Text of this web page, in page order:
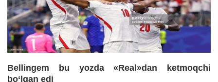
Bellingem bu yozda «Real»dan ketmoqchi
bo‘lgan edi